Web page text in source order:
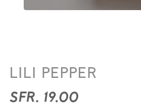
SERVIETTE
PRIMAVERA
LILI PEPPER
SFR. 19.00